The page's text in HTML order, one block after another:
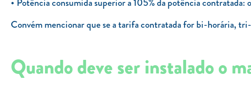
Convém mencionar que se a tarifa contratada for bi-horária,
Quando deve ser instalado o